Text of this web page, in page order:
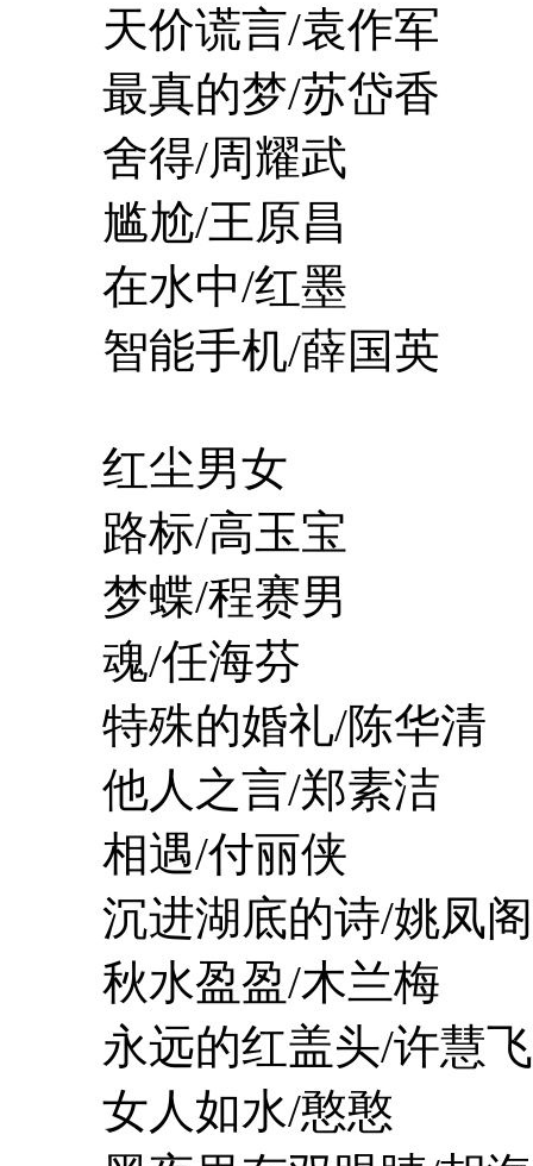
天价谎言/袁作军
最真的梦/苏岱香
舍得/周耀武
尴尬/王原昌
在水中/红墨
智能手机/薛国英
红尘男女
路标/高玉宝
梦蝶/程赛男
魂/任海芬
特殊的婚礼/陈华清
他人之言/郑素洁
相遇/付丽侠
沉进湖底的诗/姚凤阁
秋水盈盈/木兰梅
永远的红盖头/许慧飞
女人如水/憨憨